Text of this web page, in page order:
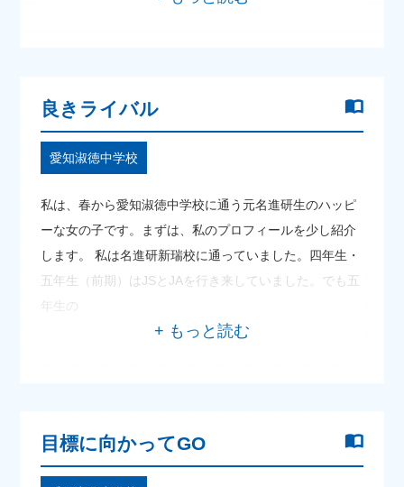
良きライバル
愛知淑徳中学校
私は、春から愛知淑徳中学校に通う元名進研生のハッピ
ーな女の子です。まずは、私のプロフィールを少し紹介
します。 私は名進研新瑞校に通っていました。四年生・
五年生（前期）はJSとJAを行き来していました。でも五
年生の
目標に向かってGO